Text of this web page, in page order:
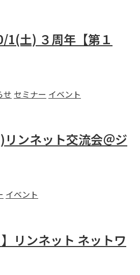
1(土) ３周年【第１
せ セミナー イベント
リンネット交流会＠ジ
イベント
】リンネット ネットワ